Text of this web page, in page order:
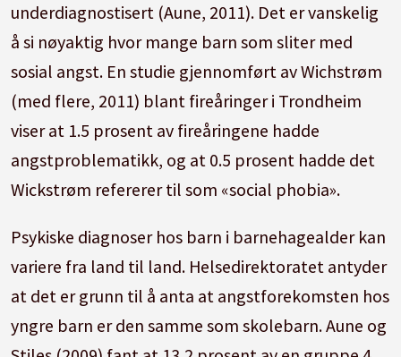
underdiagnostisert (Aune, 2011). Det er vanskelig
å si nøyaktig hvor mange barn som sliter med
sosial angst. En studie gjennomført av Wichstrøm
(med flere, 2011) blant fireåringer i Trondheim
viser at 1.5 prosent av fireåringene hadde
angstproblematikk, og at 0.5 prosent hadde det
Wickstrøm refererer til som «social phobia».
Psykiske diagnoser hos barn i barnehagealder kan
variere fra land til land. Helsedirektoratet antyder
at det er grunn til å anta at angstforekomsten hos
yngre barn er den samme som skolebarn. Aune og